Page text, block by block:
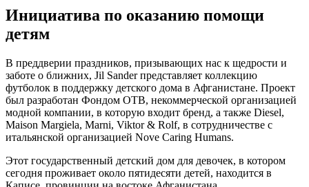
Инициатива по оказанию помощи
детям
В преддверии праздников, призывающих нас к щедрости и
заботе о ближних, Jil Sander представляет коллекцию
футболок в поддержку детского дома в Афганистане. Проект
был разработан Фондом OTB, некоммерческой организацией
модной компании, в которую входит бренд, а также Diesel,
Maison Margiela, Marni, Viktor & Rolf, в сотрудничестве с
итальянской организацией Nove Caring Humans.
Этот государственный детский дом для девочек, в котором
сегодня проживает около пятидесяти детей, находится в